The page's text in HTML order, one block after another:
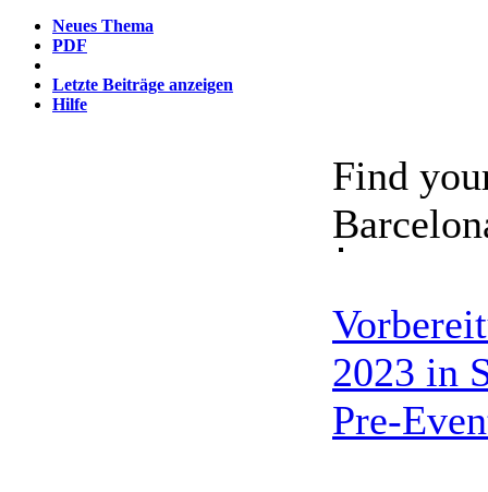
Neues Thema
PDF
Letzte Beiträge anzeigen
Hilfe
Find
2023 in
Pre-